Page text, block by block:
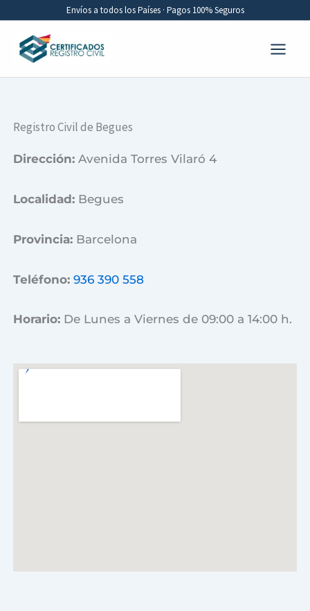
contenido
Envíos a todos los Países · Pagos 100% Seguros
Registro Civil de Begues
Dirección: Avenida Torres Vilaró 4
Localidad: Begues
Provincia: Barcelona
Teléfono: 936 390 558
Horario: De Lunes a Viernes de 09:00 a 14:00 h.